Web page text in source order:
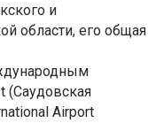
и
области, его общая
(Саудовская
Airport